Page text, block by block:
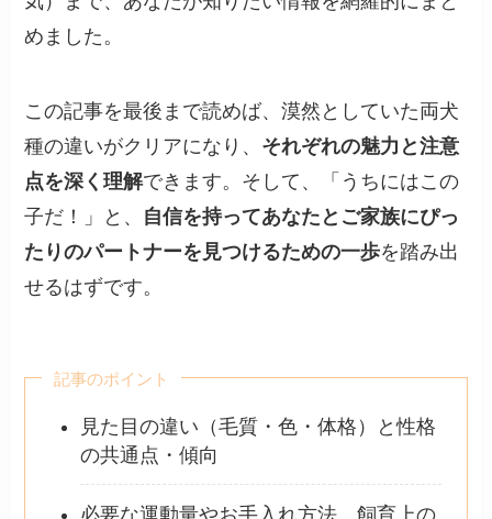
めました。
この記事を最後まで読めば、漠然としていた両犬
種の違いがクリアになり、 それぞれの魅力と注意
点を深く理解できます。そして、「うちにはこの
子だ！」と、 自信を持ってあなたとご家族にぴっ
たりのパートナーを見つけるための一歩を踏み出
せるはずです。
記事のポイント
見た目の違い（毛質・色・体格）と性格
の共通点・傾向
必要な運動量やお手入れ方法、飼育上の